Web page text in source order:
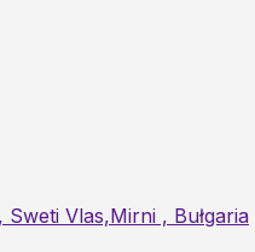
Vlas,Mirni , Bułgaria